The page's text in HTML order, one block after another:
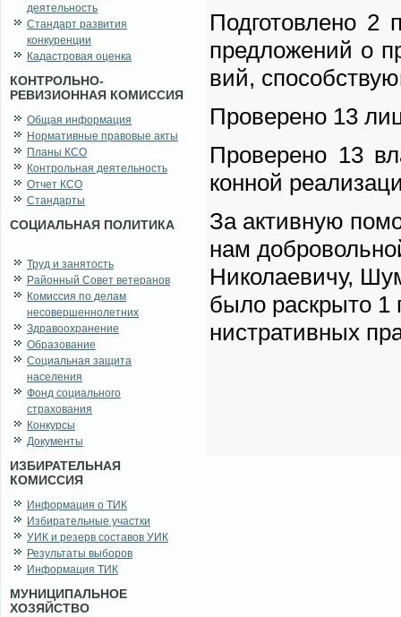
деятельность
Стандарт развития
конкуренции
Кадастровая оценка
КОНТРОЛЬНО-
РЕВИЗИОННАЯ КОМИССИЯ
Общая информация
Нормативные правовые акты
Планы КСО
Контрольная деятельность
Отчет КСО
Стандарты
СОЦИАЛЬНАЯ ПОЛИТИКА
Труд и занятость
Районный Совет ветеранов
Комиссия по делам
несовершеннолетних
Здравоохранение
Образование
Социальная защита
населения
Фонд социального
страхования
Конкурсы
Документы
ИЗБИРАТЕЛЬНАЯ
КОМИССИЯ
Информация о ТИК
Избирательные участки
УИК и резерв составов УИК
Результаты выборов
Информация ТИК
МУНИЦИПАЛЬНОЕ
ХОЗЯЙСТВО
Под­го­тов­ле­но 2
пред­ло­же­ний о
вий,
Про­ве­ре­но 13
Про­ве­ре­но 13
кон­ной
За ак­тив­ную
нам
Ни­ко­ла­е­ви­чу,
бы­ло рас­кры­то 1
ни­стра­тив­ных